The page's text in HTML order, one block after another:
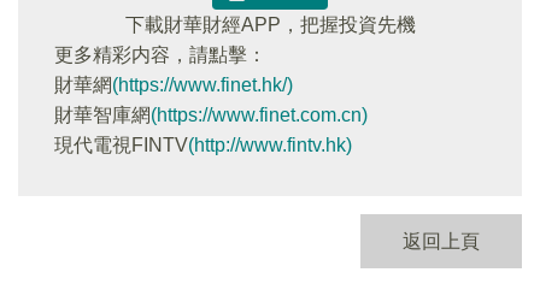
下載財華財經APP，把握投資先機
更多精彩内容，請點擊：
財華網(https://www.finet.hk/)
財華智庫網(https://www.finet.com.cn)
現代電視FINTV(http://www.fintv.hk)
返回上頁